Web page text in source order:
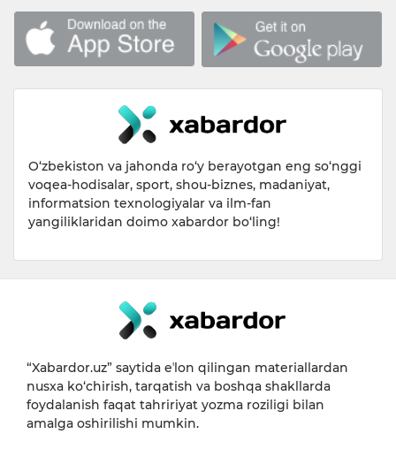
O‘zbekiston va jahonda ro‘y berayotgan eng so‘nggi
voqea-hodisalar, sport, shou-biznes, madaniyat,
informatsion texnologiyalar va ilm-fan
yangiliklaridan doimo xabardor bo‘ling!
“Xabardor.uz” saytida eʼlon qilingan materiallardan
nusxa ko‘chirish, tarqatish va boshqa shakllarda
foydalanish faqat tahririyat yozma roziligi bilan
amalga oshirilishi mumkin.